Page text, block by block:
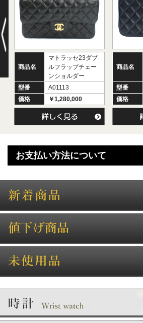
商品名
マトラッセ23ダブ
ルフラップチェー
ンショルダー
型番
A01113
価格
￥1,280,000
商品名
型番
価格
お支払い方法について